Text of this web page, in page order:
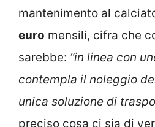
mantenimento al
euro mensili, cifra che
sarebbe: “in linea con
contempla il noleggio
unica soluzione di
preciso cosa ci sia di